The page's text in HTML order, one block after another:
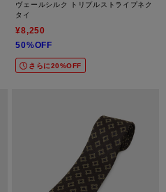
ヴェールシルク トリプルストライプネク
タイ
¥8,250
50%OFF
さらに20%OFF